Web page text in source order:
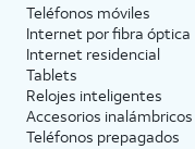
Teléfonos móviles
Internet por fibra óptica
Internet residencial
Tablets
Relojes inteligentes
Accesorios inalámbricos
Teléfonos prepagados